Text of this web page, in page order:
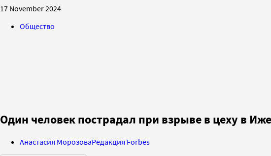
17 November 2024
Общество
Один человек пострадал при взрыве в цеху в
Анастасия МорозоваРедакция Forbes